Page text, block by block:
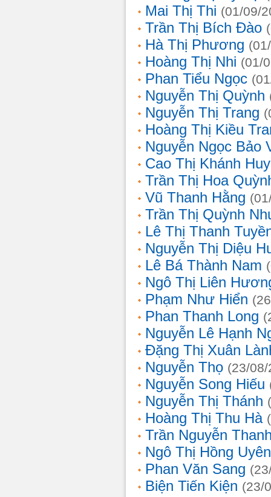
Mai Thị Thi (01/09/
Trần Thị Bích Đào
Hà Thị Phương
Hoàng Thị Nhi (01/
Phan Tiểu Ngọc
Nguyễn Thị Quỳnh
Nguyễn Thị Trang
Hoàng Thị Kiều
Nguyễn Ngọc Bảo
Cao Thị Khánh
Trần Thị Hoa
Vũ Thanh Hằng
Trần Thị Quỳnh
Lê Thị Thanh
Nguyễn Thị Diệu
Lê Bá Thành Nam
Ngô Thị Liên
Phạm Như Hiển
Phan Thanh Long
Nguyễn Lê Hạnh
Đặng Thị Xuân
Nguyễn Thọ (23/
Nguyễn Song Hiếu
Nguyễn Thị Thánh
Hoàng Thị Thu Hà
Trần Nguyễn
Ngô Thị Hồng Uyên
Phan Văn Sang
Biện Tiến Kiện (23/